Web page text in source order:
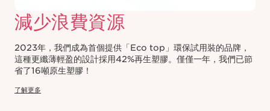
減少浪費資源
2023年，我們成為首個提供「Eco top」環保試用裝的品牌，
這種更纖薄輕盈的設計採用42%再生塑膠。僅僅一年，我們已節
省了16噸原生塑膠！
了解更多